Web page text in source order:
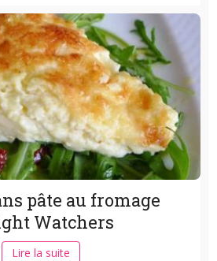
pâte au fromage
Watchers
Lire la suite